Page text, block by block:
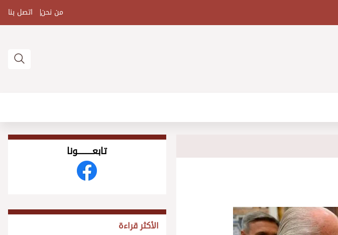
من نحن اتصل بنا
تابعــــــــــونا
الأكثر قراءة